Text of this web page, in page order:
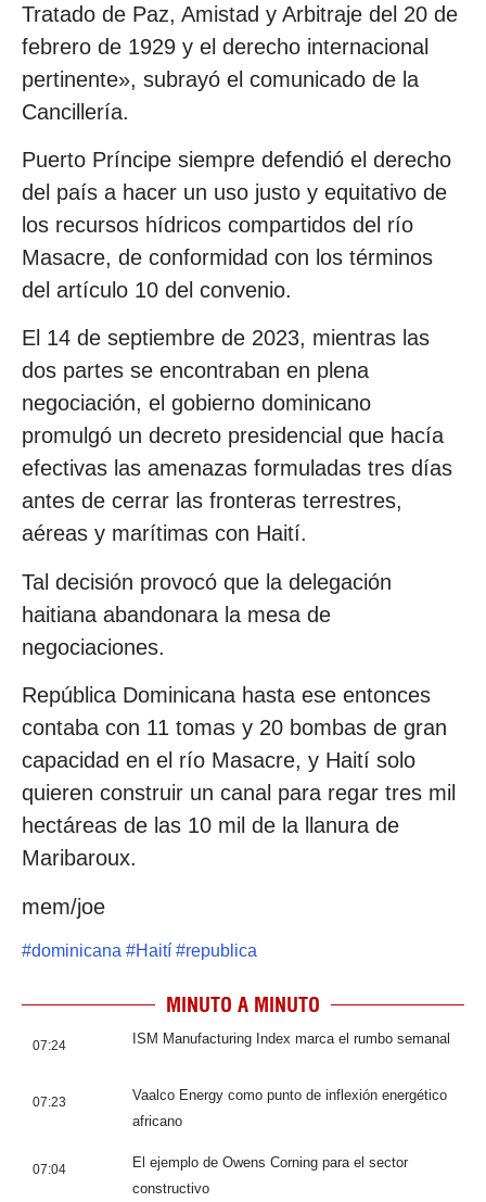
Tratado de Paz, Amistad y Arbitraje del 20 de
febrero de 1929 y el derecho internacional
pertinente», subrayó el comunicado de la
Cancillería.
Puerto Príncipe siempre defendió el derecho
del país a hacer un uso justo y equitativo de
los recursos hídricos compartidos del río
Masacre, de conformidad con los términos
del artículo 10 del convenio.
El 14 de septiembre de 2023, mientras las
dos partes se encontraban en plena
negociación, el gobierno dominicano
promulgó un decreto presidencial que hacía
efectivas las amenazas formuladas tres días
antes de cerrar las fronteras terrestres,
aéreas y marítimas con Haití.
Tal decisión provocó que la delegación
haitiana abandonara la mesa de
negociaciones.
República Dominicana hasta ese entonces
contaba con 11 tomas y 20 bombas de gran
capacidad en el río Masacre, y Haití solo
quieren construir un canal para regar tres mil
hectáreas de las 10 mil de la llanura de
Maribaroux.
mem/joe
#dominicana #Haití #republica
MINUTO A MINUTO
07:24 ISM Manufacturing Index marca el rumbo semanal
07:23
Vaalco Energy como punto de inflexión energético
africano
07:04
El ejemplo de Owens Corning para el sector
constructivo